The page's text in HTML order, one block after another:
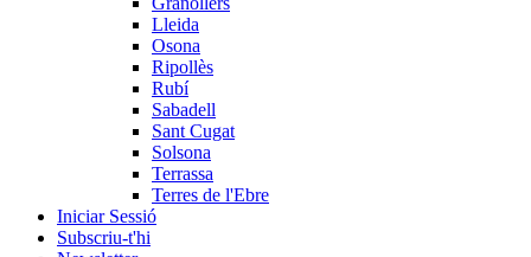
Lleida
Osona
Ripollès
Rubí
Sabadell
Sant Cugat
Solsona
Terrassa
Terres de l'Ebre
Iniciar Sessió
Subscriu-t'hi